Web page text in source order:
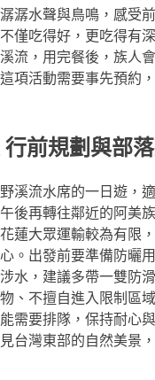
潺水聲與鳥鳴，感受
僅吃得好，更吃得有
流，用完餐後，族人
項活動需要事先預約
前規劃與部
溪流水席的一日遊，
後再轉往鄰近的阿美
蓮大眾運輸較為有限
。出發前要準備防曬
水，建議多帶一雙防
、不擅自進入限制區
需要排隊，保持耐心
台灣東部的自然美景